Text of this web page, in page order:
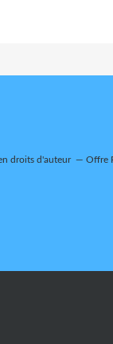
droits d'auteur Offre